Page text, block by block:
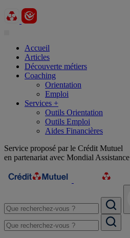
Accueil
Articles
Découverte métiers
Coaching
Orientation
Emploi
Services +
Outils Orientation
Outils Emploi
Aides Financières
Service proposé par le Crédit Mutuel
en partenariat avec Mondial Assistance